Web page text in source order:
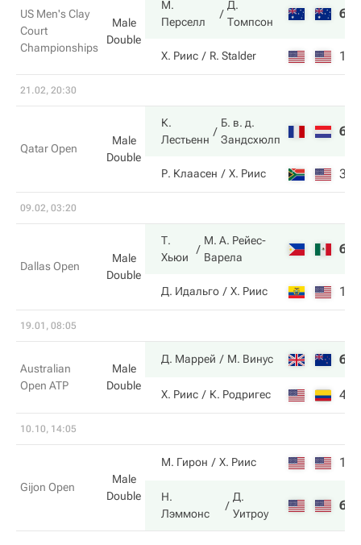
US Men's Clay
Court
Championships
Male
Double
М.
Перселл
Д.
Томпсон
6
Х. Риис R. Stalder 1
21.02, 20:30
Qatar Open
Male
Double
К.
Лестьенн
Б. в. д.
Зандсхюлп
6
Р. Клаасен Х. Риис 3
09.02, 03:20
Dallas Open
Male
Double
Т.
Хьюи
М. А. Рейес-
Варела
6
Д. Идальго Х. Риис 1
19.01, 08:05
Australian
Open ATP
Male
Double
Д. Маррей М. Винус 6
Х. Риис К. Родригес 4
10.10, 14:05
Gijon Open
Male
Double
М. Гирон Х. Риис 1
Н.
Лэммонс
Д.
Уитроу
6